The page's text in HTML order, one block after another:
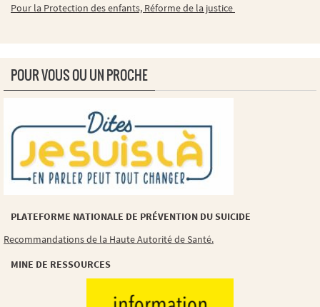
Pour la Protection des enfants, Réforme de la justice
POUR VOUS OU UN PROCHE
PLATEFORME NATIONALE DE PRÉVENTION DU SUICIDE
Recommandations de la Haute Autorité de Santé.
MINE DE RESSOURCES